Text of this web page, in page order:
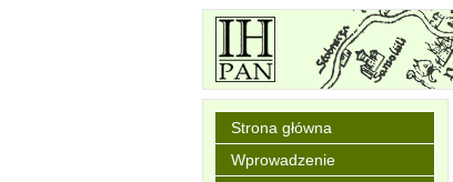
Strona główna
Wprowadzenie